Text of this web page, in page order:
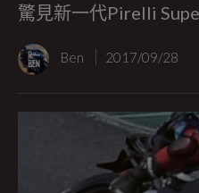
驚見新一代Pirelli
Ben 2017/09/28